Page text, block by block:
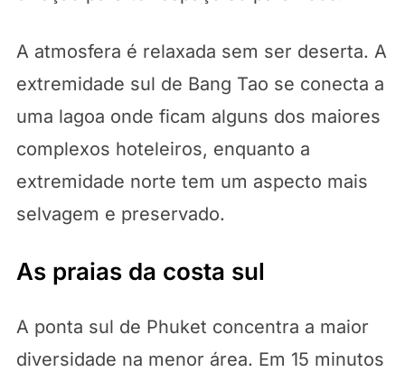
A atmosfera é relaxada sem ser deserta. A
extremidade sul de Bang Tao se conecta a
uma lagoa onde ficam alguns dos maiores
complexos hoteleiros, enquanto a
extremidade norte tem um aspecto mais
selvagem e preservado.
As praias da costa sul
A ponta sul de Phuket concentra a maior
diversidade na menor área. Em 15 minutos